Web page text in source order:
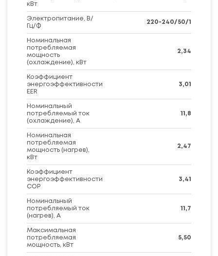
кВт
Электропитание, В/
Гц/Ф
220-240/50/1
Номинальная
потребляемая
мощность
(охлаждение), кВт
2,34
Коэффициент
энергоэффективности
EER
3,01
Номинальный
потребляемый ток
(охлаждение), А
11,8
Номинальная
потребляемая
мощность (нагрев),
кВт
2,47
Коэффициент
энергоэффективности
COP
3,41
Номинальный
потребляемый ток
(нагрев), А
11,7
Максимальная
потребляемая
мощность, кВт
5,50